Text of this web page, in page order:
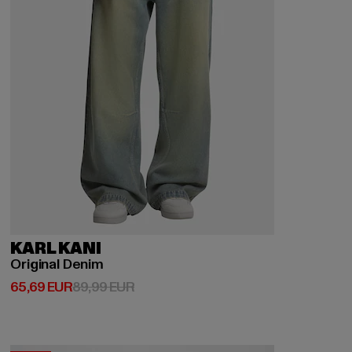
KARL KANI
Original Denim
65,69 EUR
Ajankohtainen hinta: 65,69 EUR
89,99 EURKampanjahinta: 89,99 EUR